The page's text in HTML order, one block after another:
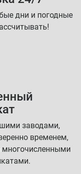
дни и погодные
заводами,
временем,
многочисленными